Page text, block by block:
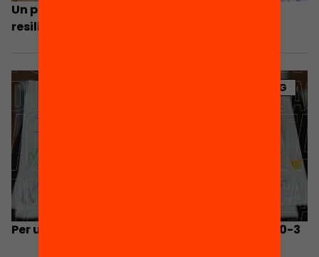
Un pla per a un sistema educatiu inclusiu,
resilient, de qualitat i de futur
BLOG
Per una educació de qualitat i equitativa al 0-3